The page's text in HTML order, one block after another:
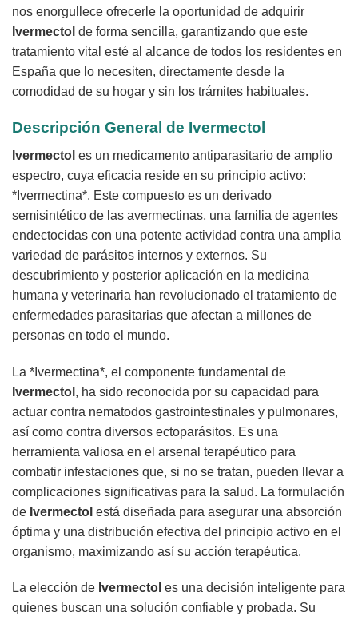
nos enorgullece ofrecerle la oportunidad de adquirir
Ivermectol de forma sencilla, garantizando que este
tratamiento vital esté al alcance de todos los residentes en
España que lo necesiten, directamente desde la
comodidad de su hogar y sin los trámites habituales.
Descripción General de Ivermectol
Ivermectol es un medicamento antiparasitario de amplio
espectro, cuya eficacia reside en su principio activo:
*Ivermectina*. Este compuesto es un derivado
semisintético de las avermectinas, una familia de agentes
endectocidas con una potente actividad contra una amplia
variedad de parásitos internos y externos. Su
descubrimiento y posterior aplicación en la medicina
humana y veterinaria han revolucionado el tratamiento de
enfermedades parasitarias que afectan a millones de
personas en todo el mundo.
La *Ivermectina*, el componente fundamental de
Ivermectol , ha sido reconocida por su capacidad para
actuar contra nematodos gastrointestinales y pulmonares,
así como contra diversos ectoparásitos. Es una
herramienta valiosa en el arsenal terapéutico para
combatir infestaciones que, si no se tratan, pueden llevar a
complicaciones significativas para la salud. La formulación
de Ivermectol está diseñada para asegurar una absorción
óptima y una distribución efectiva del principio activo en el
organismo, maximizando así su acción terapéutica.
La elección de Ivermectol es una decisión inteligente para
quienes buscan una solución confiable y probada. Su